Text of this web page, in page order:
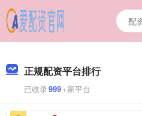
正规配资平台排行
已收录999+家平台